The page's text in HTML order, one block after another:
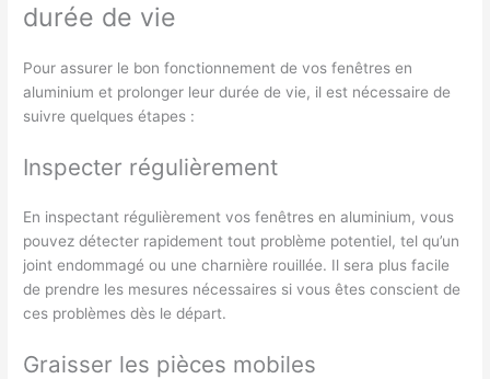
durée de vie
Pour assurer le bon fonctionnement de vos fenêtres en
aluminium et prolonger leur durée de vie, il est nécessaire de
suivre quelques étapes :
Inspecter régulièrement
En inspectant régulièrement vos fenêtres en aluminium, vous
pouvez détecter rapidement tout problème potentiel, tel qu’un
joint endommagé ou une charnière rouillée. Il sera plus facile
de prendre les mesures nécessaires si vous êtes conscient de
ces problèmes dès le départ.
Graisser les pièces mobiles